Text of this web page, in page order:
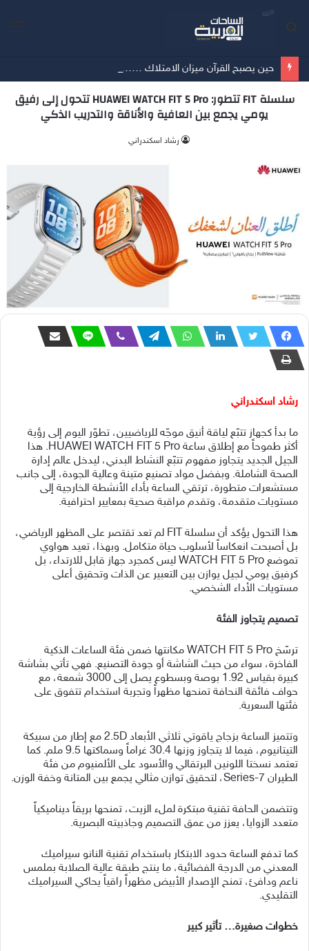
سلسلة FIT تتطور: HUAWEI WATCH FIT 5 Pro تتحول إلى رفيق
يومي يجمع بين العافية والأناقة والتدريب الذكي
‫رشاد اسكندراني
رشاد اسكندراني
ما بدأ كجهاز تتبّع لياقة أنيق موجّه للرياضيين، تطوّر اليوم إلى رؤية
أكثر طموحاً مع إطلاق ساعة HUAWEI WATCH FIT 5 Pro. هذا
الجيل الجديد يتجاوز مفهوم تتبّع النشاط البدني، ليدخل عالم إدارة
الصحة الشاملة. وبفضل مواد تصنيع متينة وعالية الجودة، إلى جانب
مستشعرات متطورة، ترتقي الساعة بأداء الأنشطة الخارجية إلى
مستويات متقدمة، وتقدم مراقبة صحية بمعايير احترافية.
هذا التحول يؤكد أن سلسلة FIT لم تعد تقتصر على المظهر الرياضي،
بل أصبحت انعكاساً لأسلوب حياة متكامل. وبهذا، تعيد هواوي
تموضع WATCH FIT 5 Pro ليس كمجرد جهاز قابل للارتداء، بل
كرفيق يومي لجيل يوازن بين التعبير عن الذات وتحقيق أعلى
مستويات الأداء الشخصي.
تصميم يتجاوز الفئة
ترسّخ WATCH FIT 5 Pro مكانتها ضمن فئة الساعات الذكية
الفاخرة، سواء من حيث الشاشة أو جودة التصنيع. فهي تأتي بشاشة
كبيرة بقياس 1.92 بوصة وبسطوع يصل إلى 3000 شمعة، مع
حواف فائقة النحافة تمنحها مظهراً وتجربة استخدام تتفوق على
فئتها السعرية.
وتتميز الساعة بزجاج ياقوتي ثلاثي الأبعاد 2.5D مع إطار من سبيكة
التيتانيوم، فيما لا يتجاوز وزنها 30.4 غراماً وسماكتها 9.5 ملم. كما
تعتمد نسختا اللونين البرتقالي والأسود على الألمنيوم من فئة
الطيران 7-Series، لتحقيق توازن مثالي يجمع بين المتانة وخفة الوزن.
وتتضمن الحافة تقنية مبتكرة لملء الزيت، تمنحها بريقاً ديناميكياً
متعدد الزوايا، يعزز من عمق التصميم وجاذبيته البصرية.
كما تدفع الساعة حدود الابتكار باستخدام تقنية النانو سيراميك
المعدني من الدرجة الفضائية، ما ينتج طبقة عالية الصلابة بملمس
ناعم ودافئ، تمنح الإصدار الأبيض مظهراً راقياً يحاكي السيراميك
التقليدي.
خطوات صغيرة… تأثير كبير